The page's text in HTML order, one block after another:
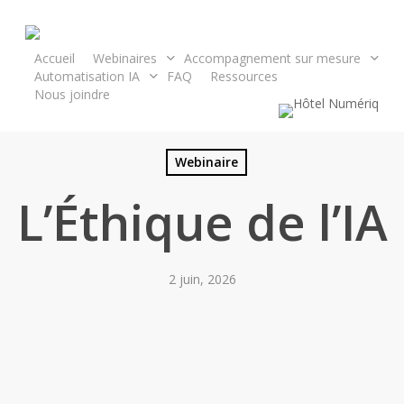
content
Accueil Webinaires
Accompagnement sur mesure
Automatisation IA
FAQ
Ressources
Nous joindre
Webinaire
L’Éthique de l’IA
2 juin, 2026